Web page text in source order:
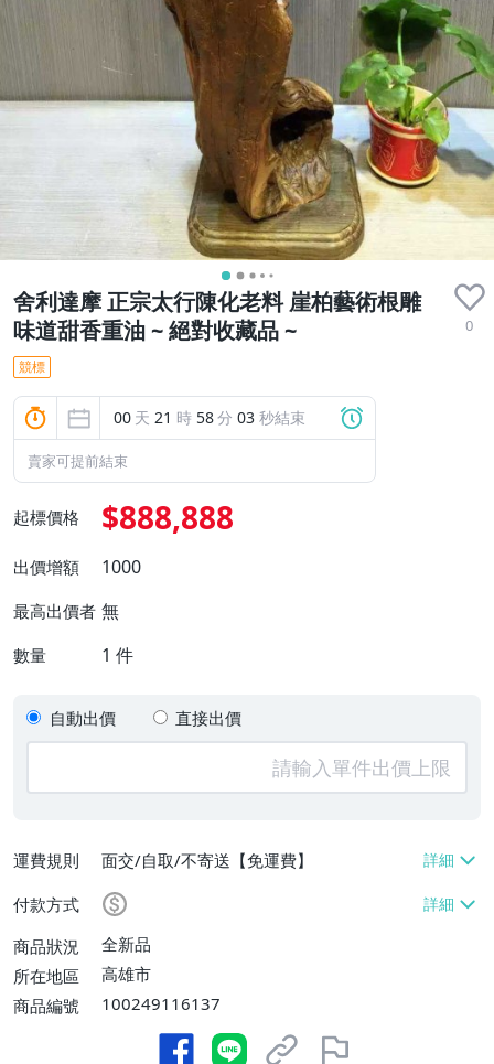
舍利達摩 正宗太行陳化老料 崖柏藝術根雕
味道甜香重油 ~ 絕對收藏品 ~
0
競標
00 天 21 時 58分 01 秒結束
賣家可提前結束
起標價格 $888,888
出價增額 1000
最高出價者 無
數量 1 件
自動出價 直接出價
運費規則
面交/自取/不寄送【免運費】
付款方式
商品狀況
全新品
所在地區
高雄市
商品編號
100249116137